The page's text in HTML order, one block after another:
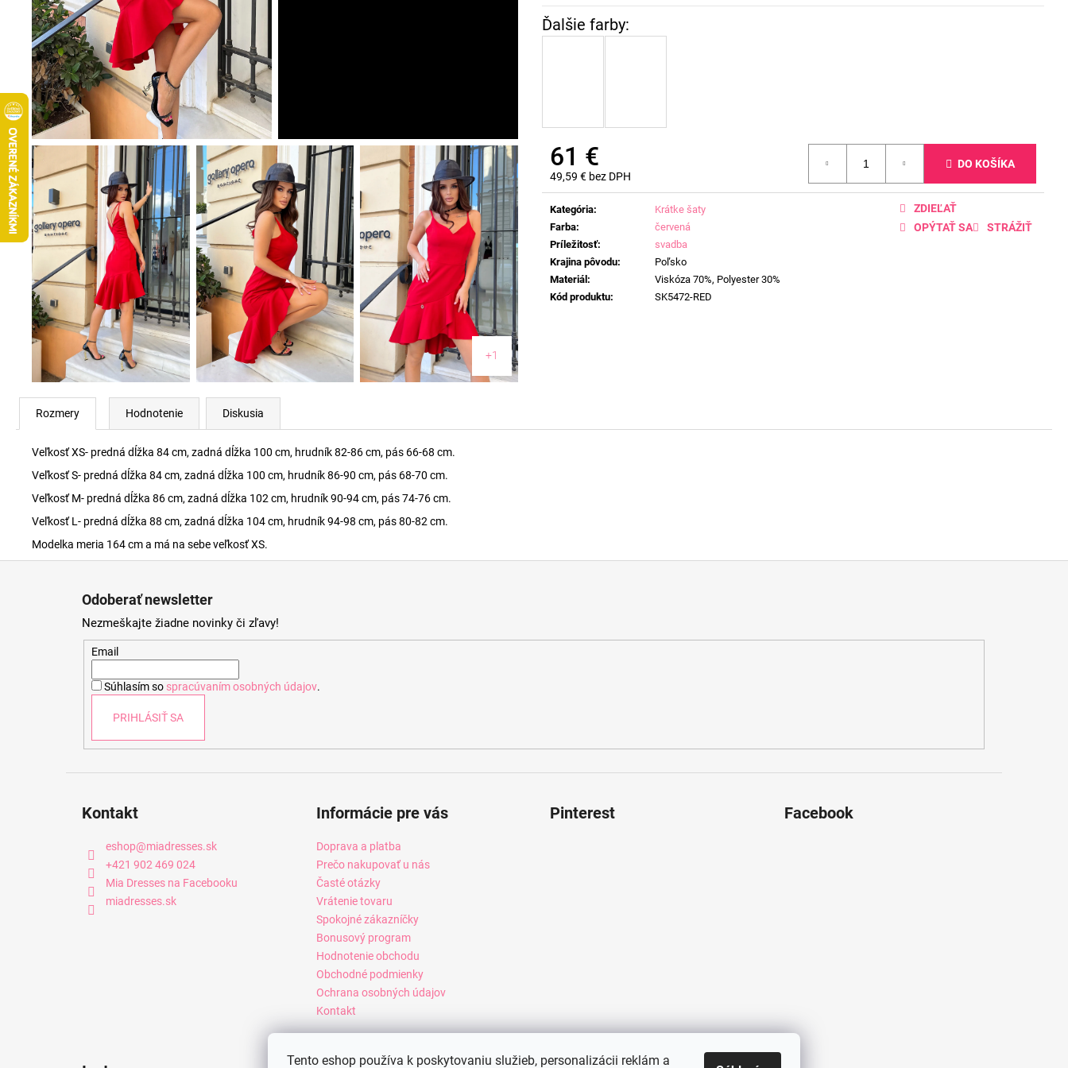
Tento eshop používa k poskytovaniu služieb, personalizácii reklám a
61 €
49,59 € bez DPH
Jednotková
cena:
DO KOŠÍKA
Kategória:
Krátke šaty
Farba:
červená
Príležitosť:
svadba
Krajina pôvodu:
Poľsko
Materiál:
Viskóza 70%, Polyester 30%
Kód produktu: SK5472-RED
OPÝTAŤ SA STRÁŽIŤ
ZDIEĽAŤ
+1
Rozmery Hodnotenie Diskusia
Veľkosť XS- predná dĺžka 84 cm, zadná dĺžka 100 cm, hrudník 82-86 cm, pás 66-68 cm.
Veľkosť S- predná dĺžka 84 cm, zadná dĺžka 100 cm, hrudník 86-90 cm, pás 68-70 cm.
Veľkosť M- predná dĺžka 86 cm, zadná dĺžka 102 cm, hrudník 90-94 cm, pás 74-76 cm.
Veľkosť L- predná dĺžka 88 cm, zadná dĺžka 104 cm, hrudník 94-98 cm, pás 80-82 cm.
Modelka meria 164 cm a má na sebe veľkosť XS.
Odoberať newsletter
Nezmeškajte žiadne novinky či zľavy!
Email
Súhlasím so spracúvaním osobných údajov.
PRIHLÁSIŤ SA
Kontakt
eshop@miadresses.sk
+421 902 469 024
Mia Dresses na Facebooku
miadresses.sk
Informácie pre vás
Doprava a platba
Prečo nakupovať u nás
Časté otázky
Vrátenie tovaru
Spokojné zákazníčky
Bonusový program
Hodnotenie obchodu
Obchodné podmienky
Ochrana osobných údajov
Kontakt
Pinterest Facebook